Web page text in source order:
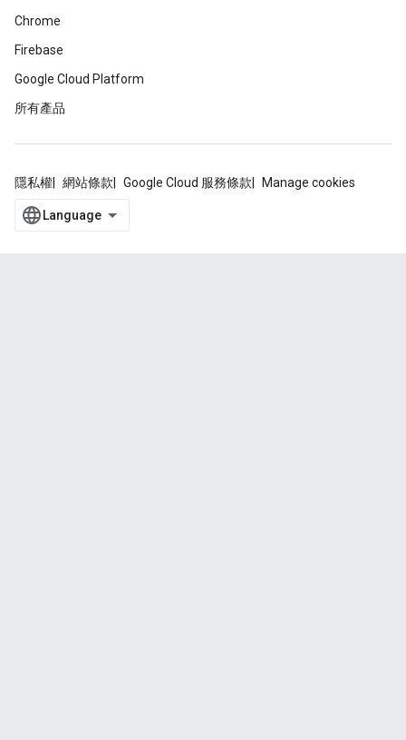
Chrome
Firebase
Google Cloud Platform
所有產品
隱私權 網站條款 Google Cloud 服務條款 Manage cookies